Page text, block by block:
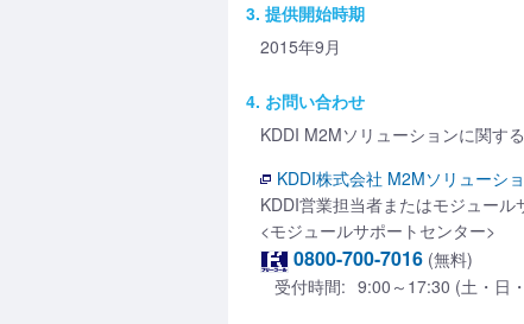
3. 提供開始時期
2015年9月
4. お問い合わせ
KDDI M2Mソリューションに関す
KDDI株式会社 M2Mソリューシ
KDDI営業担当者またはモジュール
<モジュールサポートセンター>
0800-700-7016 (無料)
受付時間: 9:00～17:30 (土・日